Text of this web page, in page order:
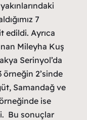
7
edildi. Ayrıca
Mileyha Kuş
Serinyol’da
2’sinde
Samandağ ve
örneğinde ise
Bu sonuçlar